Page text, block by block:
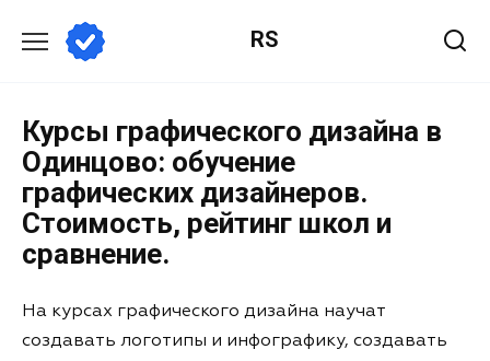
RS
Курсы графического дизайна в
Одинцово: обучение
графических дизайнеров.
Стоимость, рейтинг школ и
сравнение.
На курсах графического дизайна научат
создавать логотипы и инфографику, создавать